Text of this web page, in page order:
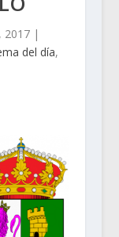
2017 |
del día,